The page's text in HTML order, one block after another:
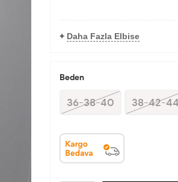
+ Daha Fazla Elbise
Beden
36-38-40 38-42-44